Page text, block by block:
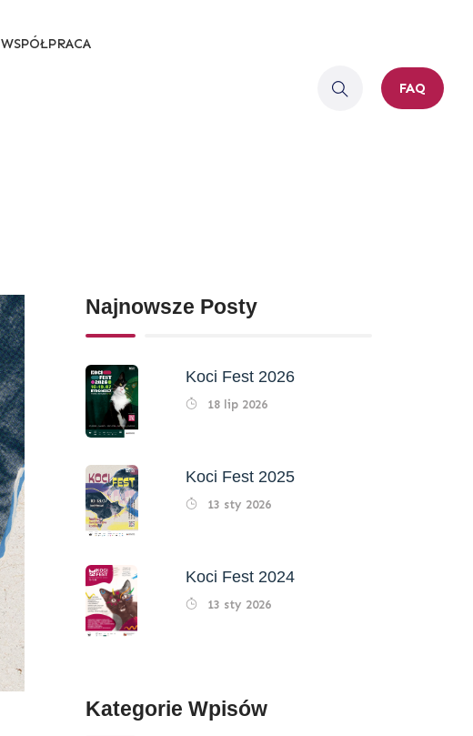
WSPÓŁPRACA
FAQ
Najnowsze Posty
Koci Fest 2026
18 lip 2026
Koci Fest 2025
13 sty 2026
Koci Fest 2024
13 sty 2026
Kategorie Wpisów